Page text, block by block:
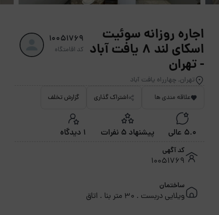
اجاره روزانه سوئیت
اسکای لند 8 یافت آباد
- تهران
تهران, چهارراه یافت آباد
10051769
کد اقامتگاه
علاقه مندی ها اشتراک گذاری گزارش تخلف
5.0 عالی پیشنهاد 5 نفرات 1 دیدگاه
کد آگهی
10051769
ساختمان
ویلایی دربست . 30 متر بنا . اتاق